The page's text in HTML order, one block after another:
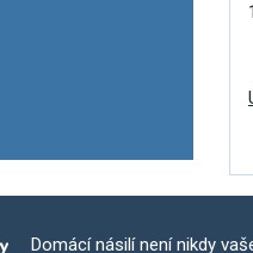
Domácí násilí není nikdy